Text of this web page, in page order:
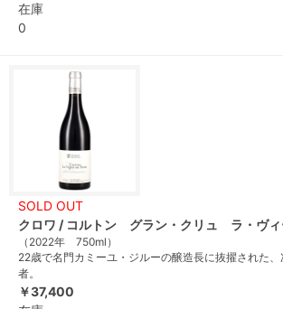
在庫
0
SOLD OUT
クロワ / コルトン グラン・クリュ ラ・ヴィ
（2022年 750ml）
22歳で名門カミーユ・ジルーの醸造長に抜擢された
者。
￥37,400